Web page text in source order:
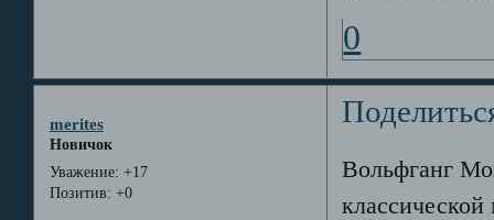
0
merites
Новичок
Уважение: +17
Позитив: +0
Вольфганг